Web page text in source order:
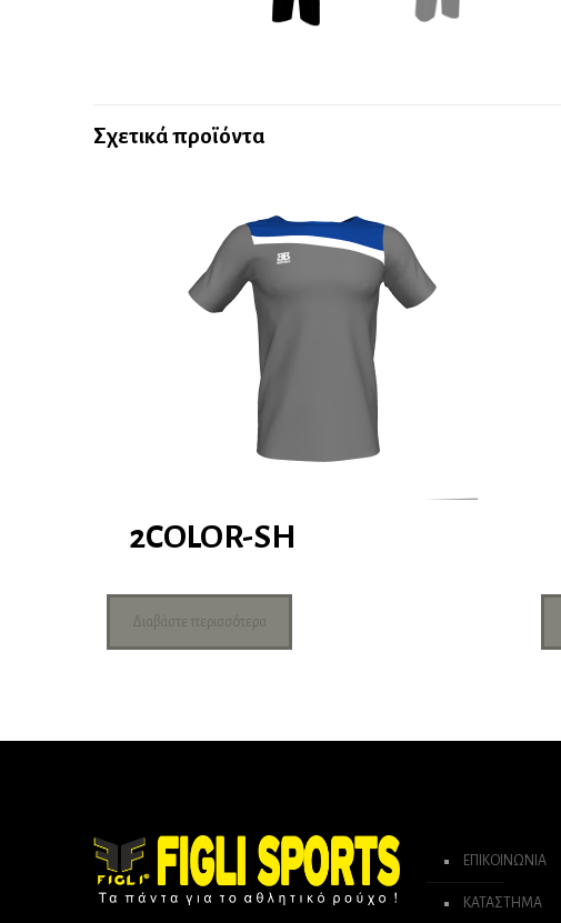
Σχετικά προϊόντα
2COLOR-SH
Διαβάστε περισσότερα
ΕΠΙΚΟΙΝΩΝΙΑ
ΚΑΤΑΣΤΗΜΑ